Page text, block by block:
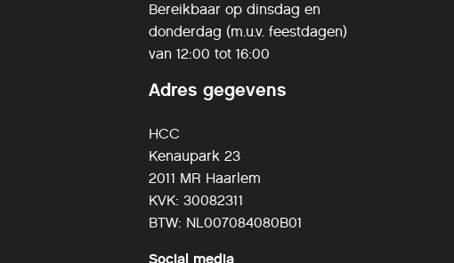
Bereikbaar op dinsdag en
donderdag (m.u.v. feestdagen)
van 12:00 tot 16:00
Adres gegevens
HCC
Kenaupark 23
2011 MR Haarlem
KVK: 30082311
BTW: NL007084080B01
Social media